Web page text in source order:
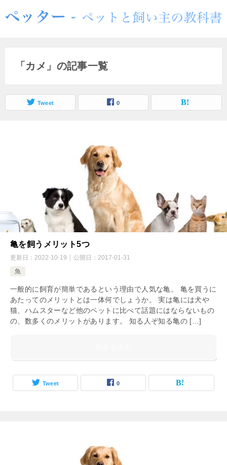
「カメ」の記事一覧
Tweet 0
亀を飼うメリット5つ
更新日： 2022-10-19 公開日： 2017-01-31
魚
一般的に飼育が簡単であるという理由で人気な亀。 亀を買うに
あたってのメリットとは一体何でしょうか。 実は亀には犬や
猫、ハムスターなど他のペットに比べて話題にはならないもの
の、数多くのメリットがあります。 知る人ぞ知る亀の […]
Tweet 0